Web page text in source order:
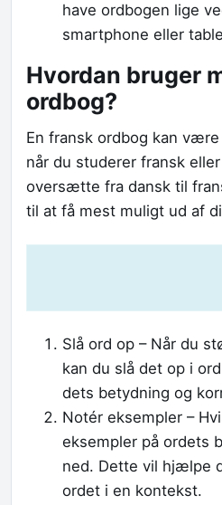
have ordbogen lige
smartphone eller
Hvordan bruger
ordbog?
En fransk ordbog kan
når du studerer fransk
oversætte fra dansk til
til at få mest muligt ud af
Slå ord op – Når du
kan du slå det op i
dets betydning og
Notér eksempler –
eksempler på ordets
ned. Dette vil hjælpe
ordet i en kontekst.